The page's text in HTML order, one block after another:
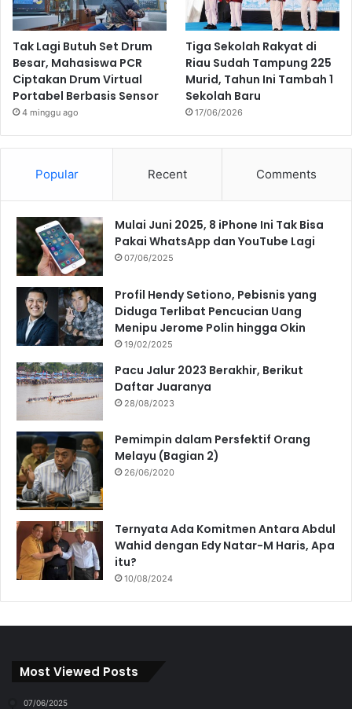
Tak Lagi Butuh Set Drum
Besar, Mahasiswa PCR
Ciptakan Drum Virtual
Portabel Berbasis Sensor
4 minggu ago
Tiga Sekolah Rakyat di
Riau Sudah Tampung 225
Murid, Tahun Ini Tambah 1
Sekolah Baru
17/06/2026
Popular Recent Comments
Mulai Juni 2025, 8 iPhone Ini Tak Bisa
Pakai WhatsApp dan YouTube Lagi
07/06/2025
Profil Hendy Setiono, Pebisnis yang
Diduga Terlibat Pencucian Uang
Menipu Jerome Polin hingga Okin
19/02/2025
Pacu Jalur 2023 Berakhir, Berikut
Daftar Juaranya
28/08/2023
Pemimpin dalam Persfektif Orang
Melayu (Bagian 2)
26/06/2020
Ternyata Ada Komitmen Antara Abdul
Wahid dengan Edy Natar-M Haris, Apa
itu?
10/08/2024
Most Viewed Posts
07/06/2025